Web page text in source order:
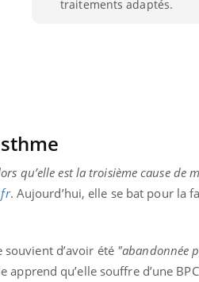
traitements adaptés.
qu’elle est la troisième cause de
. Aujourd’hui, elle se bat pour la
d’avoir été "abandonnée
apprend qu’elle souffre d’une
quelle trousse à